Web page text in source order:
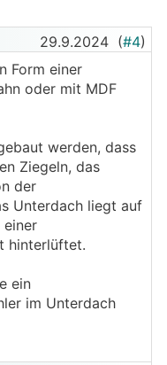
29.9.2024 (#4)
Form einer
oder mit MDF
werden, dass
Ziegeln, das
der
Unterdach liegt auf
einer
hinterlüftet.
ein
im Unterdach